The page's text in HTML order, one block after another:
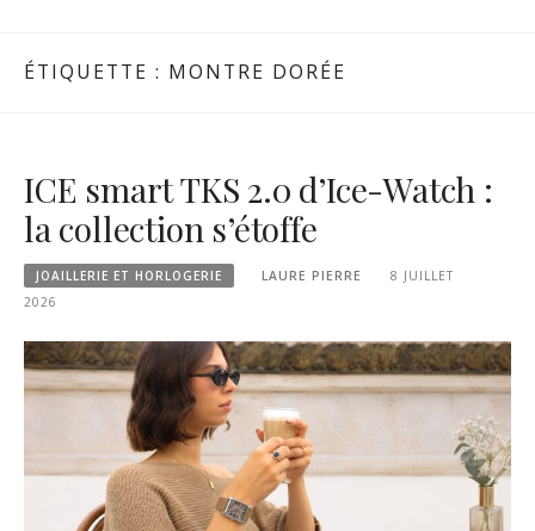
ÉTIQUETTE : MONTRE DORÉE
ICE smart TKS 2.0 d’Ice-Watch :
la collection s’étoffe
JOAILLERIE ET HORLOGERIE LAURE PIERRE
8 JUILLET
2026